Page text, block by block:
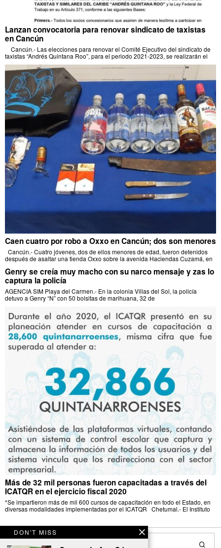
Lanzan convocatoria para renovar sindicato de taxistas
en Cancún
Cancún.- Las elecciones para renovar el Comité Ejecutivo del sindicato de
taxistas “Andrés Quintana Roo”, para el periodo 2021-2023, se realizarán el
Caen cuatro por robo a Oxxo en Cancún; dos son menores
Cancún.- Cuatro jóvenes, dos de ellos menores de edad, fueron detenidos
después de asaltar una tienda Oxxo sobre la avenida Haciendas Cuzamá, en
Genry se creía muy macho con su narco mensaje y zas lo
captura la policía
AGENCIA SIM Playa del Carmen.- En la colonia Villas del Sol, la policía
detuvo a Genry “N” con 50 bolsitas de marihuana, 32 de
Más de 32 mil personas fueron capacitadas a través del
ICATQR en el ejercicio fiscal 2020
*Se impartieron más de mil 600 cursos de capacitación en todo el Estado, en
diversas modalidades implementadas por el ICATQR Chetumal.- El Instituto
DON'T MISS